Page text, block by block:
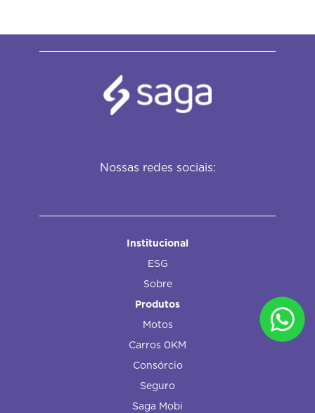
Nossas redes sociais:
Institucional
ESG
Sobre
Produtos
Motos
Carros 0KM
Consórcio
Seguro
Saga Mobi